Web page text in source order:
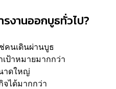
รงานออกบูธทั่วไป?
คนเดินผ่านบูธ
เป้าหมายมากกว่า
าดใหญ่
จได้มากกว่า